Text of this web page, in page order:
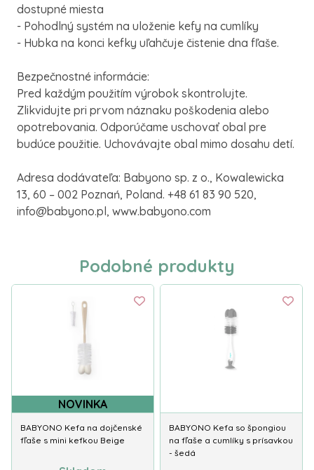
dostupné miesta
- Pohodlný systém na uloženie kefy na cumlíky
- Hubka na konci kefky uľahčuje čistenie dna fľaše.
Bezpečnostné informácie:
Pred každým použitím výrobok skontrolujte.
Zlikvidujte pri prvom náznaku poškodenia alebo
opotrebovania. Odporúčame uschovať obal pre
budúce použitie. Uchovávajte obal mimo dosahu detí.
Adresa dodávateľa: Babyono sp. z o., Kowalewicka
13, 60 – 002 Poznań, Poland. +48 61 83 90 520,
info@babyono.pl, www.babyono.com
Podobné produkty
NOVINKA
BABYONO Kefa na dojčenské
fľaše s mini kefkou Beige
BABYONO Kefa so špongiou
na fľaše a cumlíky s prísavkou
- šedá